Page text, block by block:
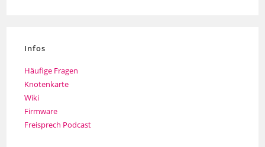
Infos
Häufige Fragen
Knotenkarte
Wiki
Firmware
Freisprech Podcast